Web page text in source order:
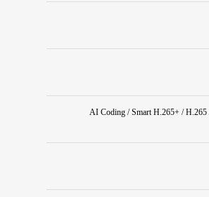
AI Coding / Smart H.265+ /